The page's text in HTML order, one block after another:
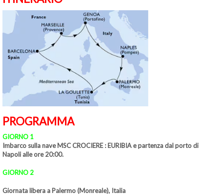
PROGRAMMA
GIORNO 1
Imbarco sulla nave MSC CROCIERE : EURIBIA e partenza dal porto di
Napoli alle ore 20:00.
GIORNO 2
Giornata libera a Palermo (Monreale), Italia